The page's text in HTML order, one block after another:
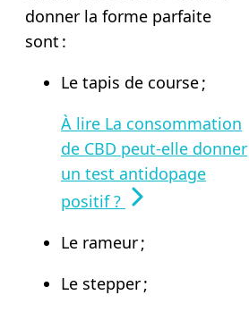
donner la forme parfaite
sont :
Le tapis de course ;
À lire La consommation
de CBD peut-elle donner
un test antidopage
positif ?
Le rameur ;
Le stepper ;